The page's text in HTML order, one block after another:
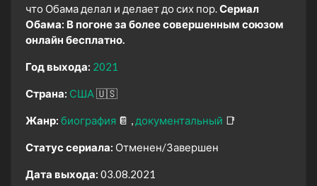
что Обама делал и делает до сих пор. Сериал
Обама: В погоне за более совершенным союзом
онлайн бесплатно.
Год выхода: 2021
Страна: США 🇺🇸
Жанр: биография 📔 документальный 📑
Статус сериала: Отменен/Завершен
Дата выхода: 03.08.2021